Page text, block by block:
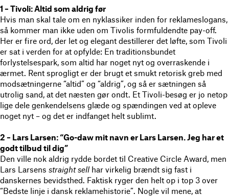
1 – Tivoli: Altid som aldrig før
Hvis man skal tale om en nyklassiker inden for reklameslogans,
så kommer man ikke uden om Tivolis formfuldendte pay-off.
Her er fire ord, der let og elegant destillerer det løfte, som Tivoli
er sat i verden for at opfylde: En traditionsbundet
forlystelsespark, som altid har noget nyt og overraskende i
ærmet. Rent sprogligt er der brugt et smukt retorisk greb med
modsætningerne “altid” og “aldrig”, og så er sætningen så
utrolig sand, at det næsten gør ondt. Et Tivoli-besøg er jo netop
lige dele genkendelsens glæde og spændingen ved at opleve
noget nyt – og det er indfanget helt sublimt.
2 – Lars Larsen: “Go-daw mit navn er Lars Larsen. Jeg har et
godt tilbud til dig”
Den ville nok aldrig rydde bordet til Creative Circle Award, men
Lars Larsens straight sellhar virkelig brændt sig fast i
danskernes bevidsthed. Faktisk ryger den helt op i top 3 over
“Bedste linje i dansk reklamehistorie”. Nogle vil mene, at